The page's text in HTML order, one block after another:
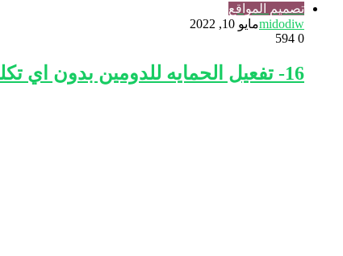
تصميم المواقع
midodiwمايو 10, 2022
0
16- تفعيل الحمايه للدومين بدون اي تكلفه ssl https